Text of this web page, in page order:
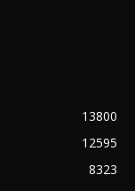
13800
12595
8323